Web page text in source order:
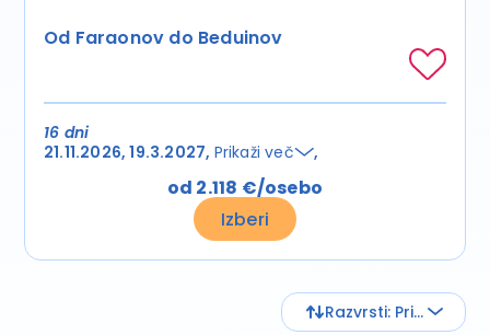
Od Faraonov do Beduinov
16 dni
21.11.2026 19.3.2027 Prikaži več
od 2.118 €/osebo
Izberi
Razvrsti: Privzeto